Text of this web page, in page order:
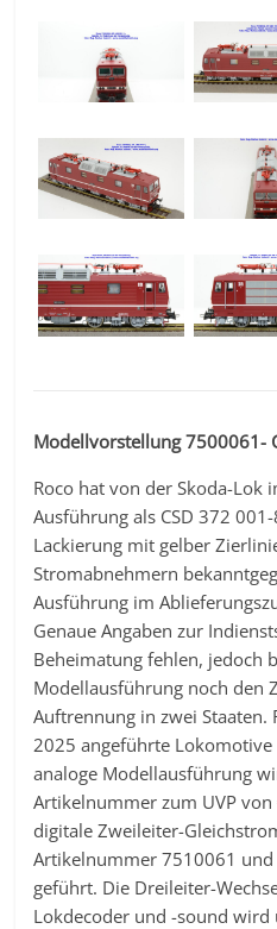
Modellvorstellung 7500061-
Roco hat von der Skoda-Lok
Ausführung als CSD 372
Lackierung mit gelber
Stromabnehmern
Ausführung im
Genaue Angaben zur
Beheimatung fehlen, jedoch
Modellausführung noch den
Auftrennung in zwei Staaten.
2025 angeführte
analoge Modellausführung
Artikelnummer zum UVP
digitale Zweileiter-
Artikelnummer 7510061
geführt. Die Dreileiter-
Lokdecoder und -sound